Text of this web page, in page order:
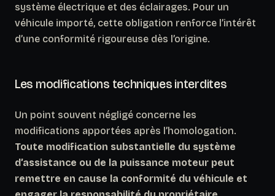
système électrique et des éclairages. Pour un
véhicule importé, cette obligation renforce l’intérêt
d’une conformité rigoureuse dès l’origine.
Les modifications techniques interdites
Un point souvent négligé concerne les
modifications apportées après l’homologation.
Toute modification substantielle du système
d’assistance ou de la puissance moteur peut
remettre en cause la conformité du véhicule et